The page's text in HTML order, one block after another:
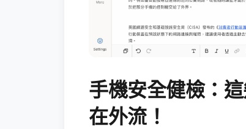
手機安全健檢：
在外流！